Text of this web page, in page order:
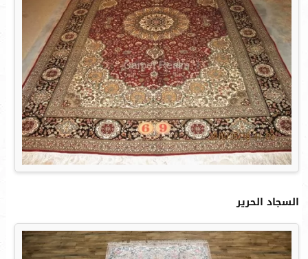
السجاد الحرير